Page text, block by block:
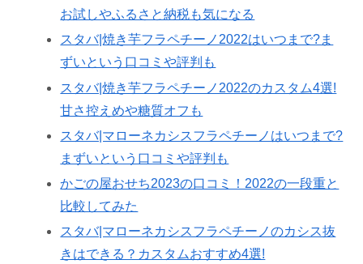
お試しやふるさと納税も気になる
スタバ|焼き芋フラペチーノ2022はいつまで?ま
ずいという口コミや評判も
スタバ|焼き芋フラペチーノ2022のカスタム4選!
甘さ控えめや糖質オフも
スタバ|マローネカシスフラペチーノはいつまで?
まずいという口コミや評判も
かごの屋おせち2023の口コミ！2022の一段重と
比較してみた
スタバ|マローネカシスフラペチーノのカシス抜
きはできる？カスタムおすすめ4選!